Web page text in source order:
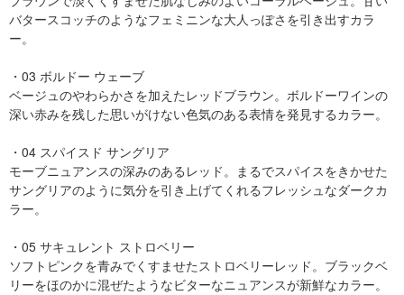
バタースコッチのようなフェミニンな大人っぽさを引き出すカラ
ー。
・03 ボルドー ウェーブ
ベージュのやわらかさを加えたレッドブラウン。ボルドーワインの
深い赤みを残した思いがけない色気のある表情を発見するカラー。
・04 スパイスド サングリア
モーブニュアンスの深みのあるレッド。まるでスパイスをきかせた
サングリアのように気分を引き上げてくれるフレッシュなダークカ
ラー。
・05 サキュレント ストロベリー
ソフトピンクを青みでくすませたストロベリーレッド。ブラックベ
リーをほのかに混ぜたようなビターなニュアンスが新鮮なカラー。